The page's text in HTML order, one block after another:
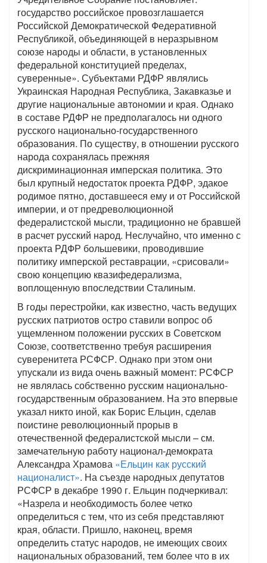
государство российское провозглашается
Российской Демократической Федеративной
Республикой, объединяющей в неразрывном
союзе народы и области, в установленных
федеральной конституцией пределах,
суверенные». Субъектами РДФР являлись
Украинская Народная Республика, Закавказье и
другие национальные автономии и края. Однако
в составе РДФР не предполагалось ни одного
русского национально-государственного
образования. По существу, в отношении русского
народа сохранялась прежняя
дискриминационная имперская политика. Это
был крупный недостаток проекта РДФР, эдакое
родимое пятно, доставшееся ему и от Российской
империи, и от предреволюционной
федералистской мысли, традиционно не бравшей
в расчет русский народ. Неслучайно, что именно с
проекта РДФР большевики, проводившие
политику имперской реставрации, «срисовали»
свою концепцию квазифедерализма,
воплощенную впоследствии Сталиным.
В годы перестройки, как известно, часть ведущих
русских патриотов остро ставили вопрос об
ущемленном положении русских в Советском
Союзе, соответственно требуя расширения
суверенитета РСФСР. Однако при этом они
упускали из вида очень важный момент: РСФСР
не являлась собственно русским национально-
государственным образованием. На это впервые
указал никто иной, как Борис Ельцин, сделав
поистине революционный прорыв в
отечественной федералистской мысли – см.
замечательную работу национал-демократа
Александра Храмова «Ельцин как русский
националист». На съезде народных депутатов
РСФСР в декабре 1990 г. Ельцин подчеркивал:
«Назрела и необходимость более четко
определиться с тем, что из себя представляют
края, области. Пришло, наконец, время
определить статус народов, не имеющих своих
национальных образований, тем более что в их